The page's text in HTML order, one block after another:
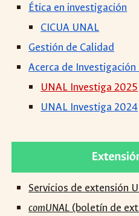
Ética en investigación
CICUA UNAL
Gestión de Calidad
Acerca de Investigación
UNAL Investiga 2025
UNAL Investiga 2024
Servicios de extensión
comUNAL (boletín de